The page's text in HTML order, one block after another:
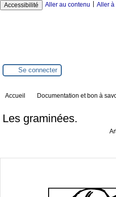
Accessibilité Aller au contenu Aller à
Se connecter
Accueil Documentation et bon à
Les graminées.